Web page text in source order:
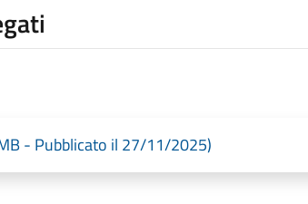
- Pubblicato il 27/11/2025)